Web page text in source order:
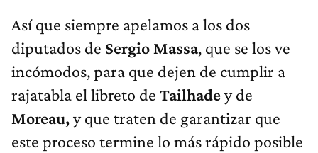
Así que siempre apelamos a los dos
diputados de Sergio Massa, que se los ve
incómodos, para que dejen de cumplir a
rajatabla el libreto de Tailhadey de
Moreau,y que traten de garantizar que
este proceso termine lo más rápido posible